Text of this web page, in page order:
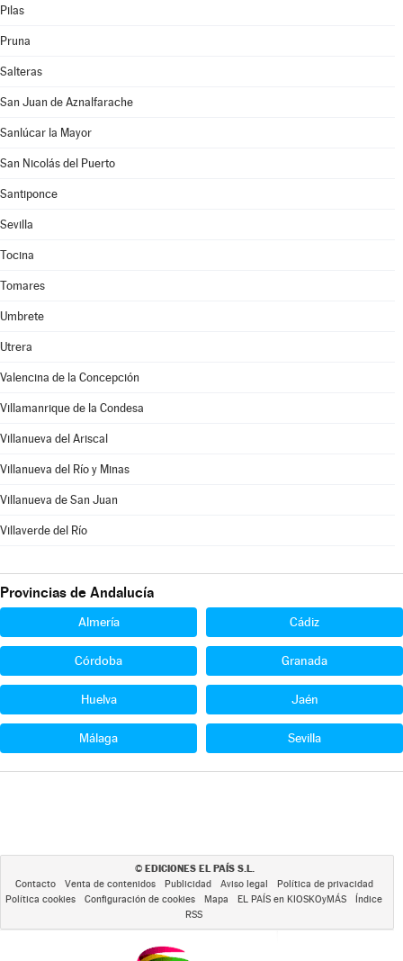
Pilas
Pruna
Salteras
San Juan de Aznalfarache
Sanlúcar la Mayor
San Nicolás del Puerto
Santiponce
Sevilla
Tocina
Tomares
Umbrete
Utrera
Valencina de la Concepción
Villamanrique de la Condesa
Villanueva del Ariscal
Villanueva del Río y Minas
Villanueva de San Juan
Villaverde del Río
Provincias de Andalucía
Almería Cádiz
Córdoba Granada
Huelva Jaén
Málaga Sevilla
© EDICIONES EL PAÍS S.L.
Contacto Venta de contenidos Publicidad Aviso legal
Política de privacidad
Política cookies
Configuración de cookies Mapa EL PAÍS en KIOSKOyMÁS
Índice
RSS